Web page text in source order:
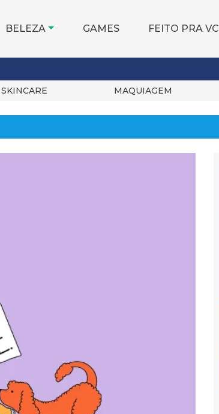
BELEZA GAMES FEITO PRA VC
SKINCARE MAQUIAGEM